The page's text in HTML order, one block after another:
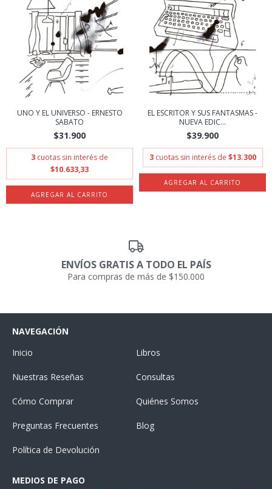
UNO Y EL UNIVERSO - ERNESTO
SABATO
$31.900
3 cuotas sin interés de
$10.633,33
EL ESCRITOR Y SUS FANTASMAS -
NUEVA EDIC...
$39.900
3 cuotas sin interés de $13.300
ENVÍOS GRATIS A TODO EL PAÍS
Para compras de más de $150.000
NAVEGACIÓN
Inicio
Libros
Nuestras Reseñas Consultas
Cómo Comprar Quiénes Somos
Preguntas Frecuentes Blog
Política de Devolución
MEDIOS DE PAGO